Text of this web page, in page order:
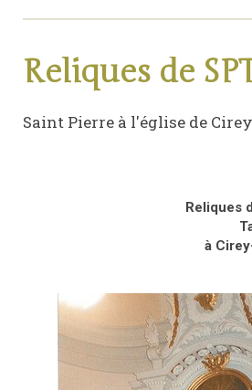
Reliques de
Saint Pierre à l'église de Cirey
Reliques
à